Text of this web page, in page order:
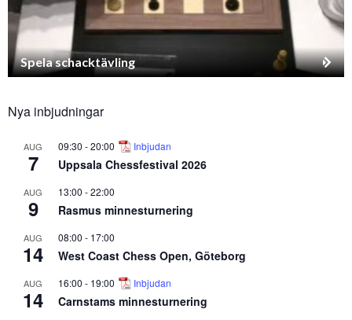
Spela schacktävling
Nya inbjudningar
AUG
7
09:30 -20:00 Inbjudan
Uppsala Chessfestival 2026
AUG
9
13:00 -22:00
Rasmus minnesturnering
AUG
14
08:00 - 17:00
West Coast Chess Open, Göteborg
AUG
14
16:00 - 19:00 Inbjudan
Carnstams minnesturnering